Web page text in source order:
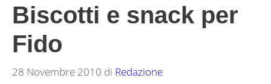
Biscotti e snack per
Fido
28 Novembre 2010 di Redazione